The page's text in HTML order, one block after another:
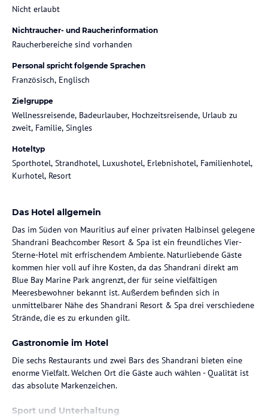
Nicht erlaubt
Nichtraucher- und Raucherinformation
Raucherbereiche sind vorhanden
Personal spricht folgende Sprachen
Französisch, Englisch
Zielgruppe
Wellnessreisende, Badeurlauber, Hochzeitsreisende, Urlaub zu
zweit, Familie, Singles
Hoteltyp
Sporthotel, Strandhotel, Luxushotel, Erlebnishotel, Familienhotel,
Kurhotel, Resort
Das Hotel allgemein
Das im Süden von Mauritius auf einer privaten Halbinsel gelegene
Shandrani Beachcomber Resort & Spa ist ein freundliches Vier-
Sterne-Hotel mit erfrischendem Ambiente. Naturliebende Gäste
kommen hier voll auf ihre Kosten, da das Shandrani direkt am
Blue Bay Marine Park angrenzt, der für seine vielfältigen
Meeresbewohner bekannt ist. Außerdem befinden sich in
unmittelbarer Nähe des Shandrani Resort & Spa drei verschiedene
Strände, die es zu erkunden gilt.
Gastronomie im Hotel
Die sechs Restaurants und zwei Bars des Shandrani bieten eine
enorme Vielfalt. Welchen Ort die Gäste auch wählen - Qualität ist
das absolute Markenzeichen.
Sport und Unterhaltung